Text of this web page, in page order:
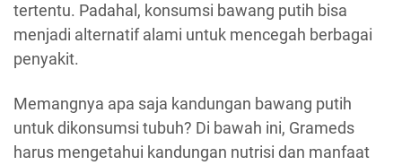
tertentu. Padahal, konsumsi bawang putih bisa
menjadi alternatif alami untuk mencegah berbagai
penyakit.
Memangnya apa saja kandungan bawang putih
untuk dikonsumsi tubuh? Di bawah ini, Grameds
harus mengetahui kandungan nutrisi dan manfaat